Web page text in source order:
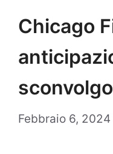
Chicago
Febbraio 6, 2024